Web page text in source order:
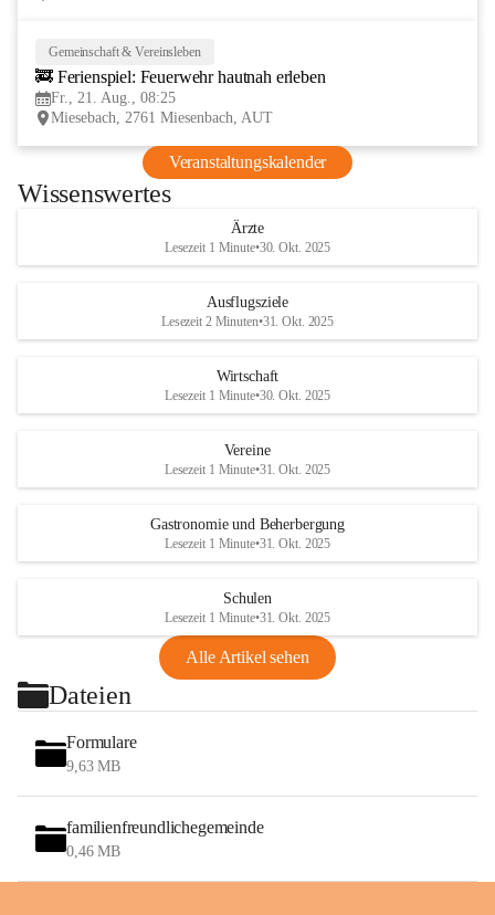
Gemeinschaft & Vereinsleben
🚒 Ferienspiel: Feuerwehr hautnah erleben
Fr., 21. Aug., 08:25
Miesebach, 2761 Miesenbach, AUT
Veranstaltungskalender
Wissenswertes
Ärzte
Lesezeit 1 Minute•30. Okt. 2025
Ausflugsziele
Lesezeit 2 Minuten•31. Okt. 2025
Wirtschaft
Lesezeit 1 Minute•30. Okt. 2025
Vereine
Lesezeit 1 Minute•31. Okt. 2025
Gastronomie und Beherbergung
Lesezeit 1 Minute•31. Okt. 2025
Schulen
Lesezeit 1 Minute•31. Okt. 2025
Alle Artikel sehen
Dateien
Formulare
9,63 MB
familienfreundlichegemeinde
0,46 MB